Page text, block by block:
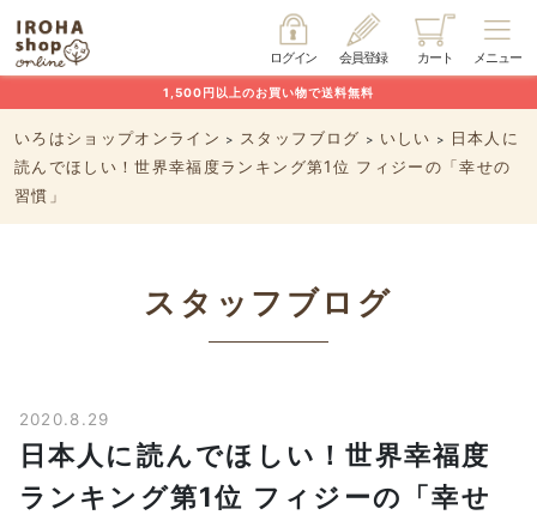
メニュー
カート
会員登録
ログイン
1,500円以上のお買い物で送料無料
いろはショップオンライン > スタッフブログ > いしい >
日本人に
読んでほしい！世界幸福度ランキング第1位 フィジーの「幸せの
習慣」
スタッフブログ
2020.8.29
日本人に読んでほしい！世界幸福度
ランキング第1位 フィジーの「幸せ